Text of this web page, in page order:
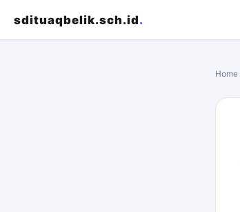
sdituaqbelik.sch.id.
Home